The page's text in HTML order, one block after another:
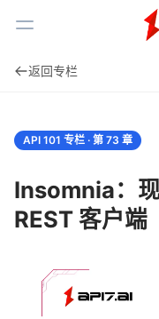
Toggle Menu
返回专栏
API 101 专栏 · 第 73 章
Insomnia：
REST 客户端